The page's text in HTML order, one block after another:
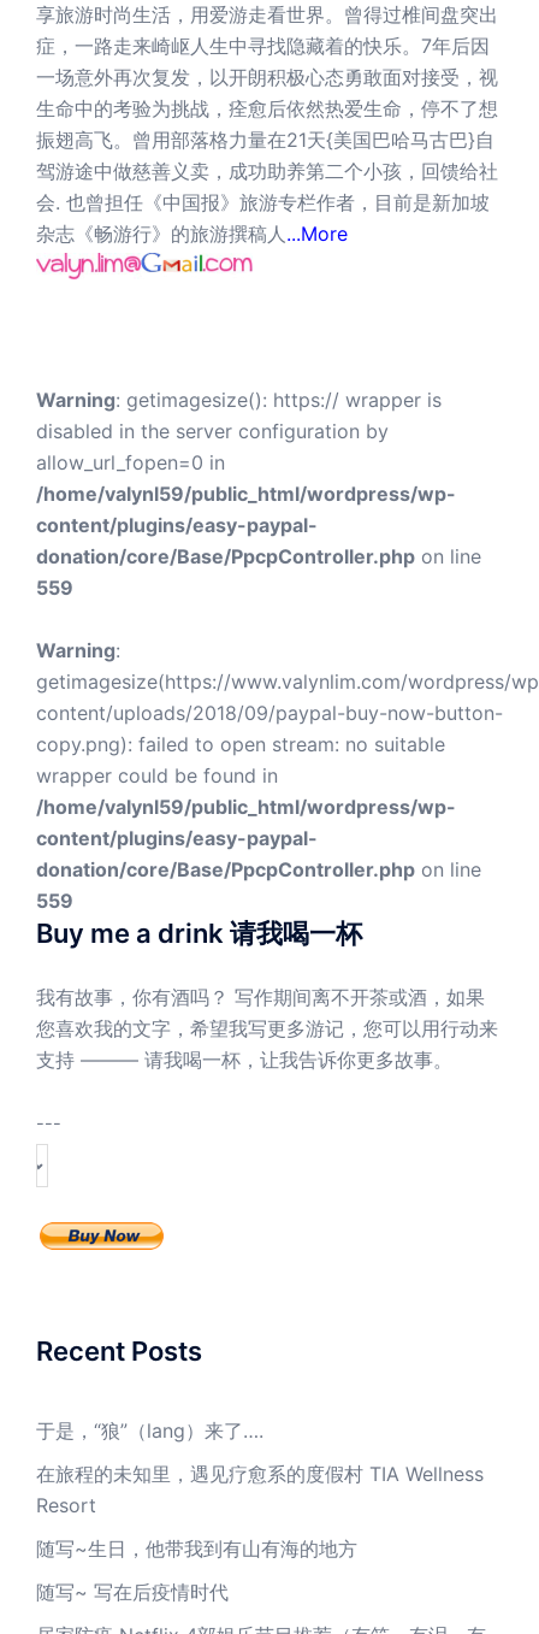
享旅游时尚生活，用爱游走看世界。曾得过椎间盘突出
症，一路走来崎岖人生中寻找隐藏着的快乐。7年后因
一场意外再次复发，以开朗积极心态勇敢面对接受，视
生命中的考验为挑战，痊愈后依然热爱生命，停不了想
振翅高飞。曾用部落格力量在21天{美国巴哈马古巴}自
驾游途中做慈善义卖，成功助养第二个小孩，回馈给社
会. 也曾担任《中国报》旅游专栏作者，目前是新加坡
杂志《畅游行》的旅游撰稿人 ...More
Warning: getimagesize(): https:// wrapper is
disabled in the server configuration by
allow_url_fopen=0 in
/home/valynl59/public_html/wordpress/wp-
content/plugins/easy-paypal-
donation/core/Base/PpcpController.php on line
559
Warning:
getimagesize(https://www.valynlim.com/wordpress/
content/uploads/2018/09/paypal-buy-now-button-
copy.png): failed to open stream: no suitable
wrapper could be found in
/home/valynl59/public_html/wordpress/wp-
content/plugins/easy-paypal-
donation/core/Base/PpcpController.php on line
559
Buy me a drink 请我喝一杯
我有故事，你有酒吗？ 写作期间离不开茶或酒，如果
您喜欢我的文字，希望我写更多游记，您可以用行动来
支持 ——— 请我喝一杯，让我告诉你更多故事。
---
Recent Posts
于是，“狼”（lang）来了….
在旅程的未知里，遇见疗愈系的度假村 TIA Wellness
Resort
随写~生日，他带我到有山有海的地方
随写~ 写在后疫情时代